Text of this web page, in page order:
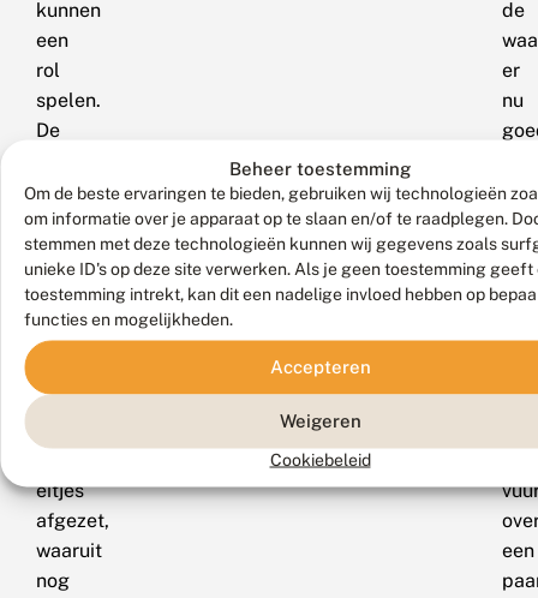
Beheer toestemming
Om de beste ervaringen te bieden, gebruiken wij technologieën
om informatie over je apparaat op te slaan en/of te raadplegen.
stemmen met deze technologieën kunnen wij gegevens zoals
unieke ID's op deze site verwerken. Als je geen toestemming geeft
toestemming intrekt, kan dit een nadelige invloed hebben op
functies en mogelijkheden.
Accepteren
Weigeren
Cookiebeleid
kunnen
een
rol
spelen.
De
in
2023
was
min
of
meer
Deze
eitjes
afgezet,
waaruit
nog
de
er
nu
te
en
dat
kan
dat
een